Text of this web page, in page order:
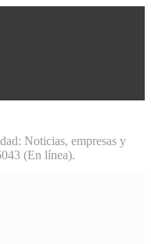
Noticias, empresas y
(En línea).